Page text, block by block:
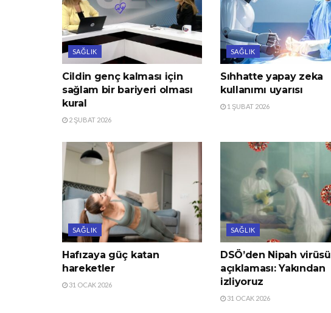
SAĞLIK
Cildin genç kalması için
sağlam bir bariyeri olması
kural
2 ŞUBAT 2026
SAĞLIK
Sıhhatte yapay zeka
kullanımı uyarısı
1 ŞUBAT 2026
SAĞLIK
Hafızaya güç katan
hareketler
31 OCAK 2026
SAĞLIK
DSÖ’den Nipah virüsü
açıklaması: Yakından
izliyoruz
31 OCAK 2026